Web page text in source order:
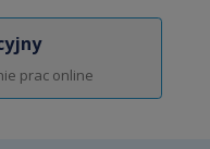
prac online